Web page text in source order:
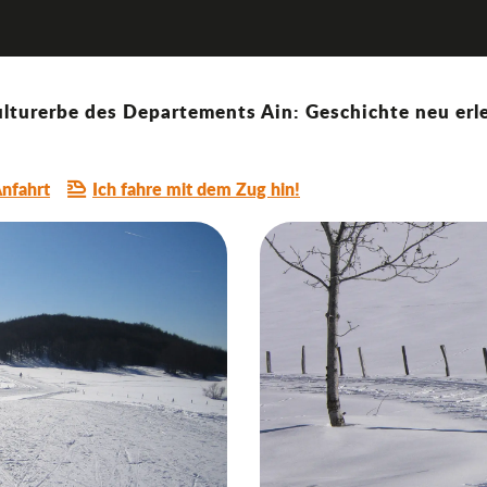
des Departements Ain: Geschichte neu
- Plateau de Retord
Ich fahre mit dem Zug hin!